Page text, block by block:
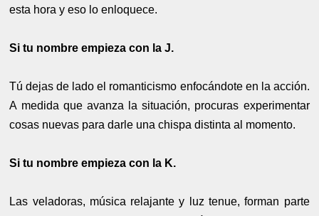
esta hora y eso lo enloquece.
Si tu nombre empieza con la J.
Tú dejas de lado el romanticismo enfocándote en la acción.
A medida que avanza la situación, procuras experimentar
cosas nuevas para darle una chispa distinta al momento.
Si tu nombre empieza con la K.
Las veladoras, música relajante y luz tenue, forman parte